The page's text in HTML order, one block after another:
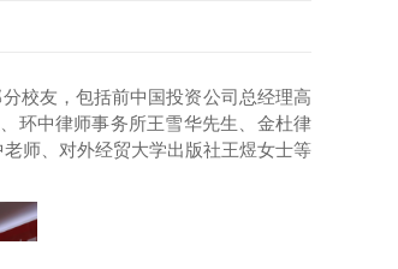
校友 ，包括前中国投资公司总经理高
环中律师事务所王雪华先生、金杜律
老师、对外经贸大学出版社王煜女士等